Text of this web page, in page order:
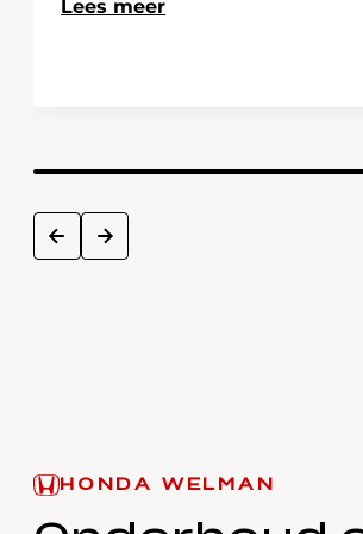
Lees meer
prev next
HONDA WELMAN